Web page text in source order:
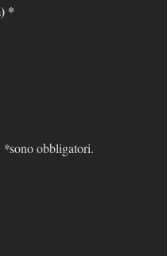
Captcha (codice protezione spam) *
*sono obbligatori.